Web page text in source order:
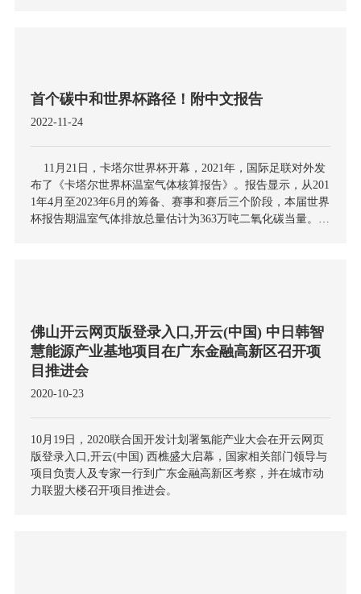
首个碳中和世界杯路径！附中文报告
2022-11-24
11月21日，卡塔尔世界杯开幕，2021年，国际足联对外发
布了《卡塔尔世界杯温室气体核算报告》。报告显示，从201
1年4月至2023年6月的筹备、赛事和赛后三个阶段，本届世界
杯报告期温室气体排放总量估计为363万吨二氧化碳当量。其
佛山开云网页版登录入口,开云(中国) 中日韩智
慧能源产业基地项目在广东金融高新区召开项
目推进会
2020-10-23
10月19日，2020联合国开发计划署氢能产业大会在开云网页
版登录入口,开云(中国) 西樵盛大启幕，国家相关部门领导与
项目负责人及专家一行到广东金融高新区考察，并在城市动
力联盟大楼召开项目推进会。